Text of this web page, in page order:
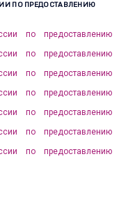
ПО ПРЕДОСТАВЛЕНИЮ
по предоставлению
по предоставлению
по предоставлению
по предоставлению
по предоставлению
по предоставлению
по предоставлению